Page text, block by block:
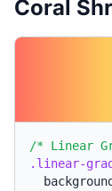
Coral
/* Linear
.linear-